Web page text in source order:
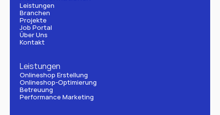
Leistungen
Branchen
Projekte
Job Portal
Über Uns
Kontakt
Leistungen
Onlineshop Erstellung
Onlineshop-Optimierung
Betreuung
Performance Marketing